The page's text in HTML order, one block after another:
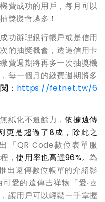
費成功的用戶，每月可以
獎機會越多 ！
辦理銀行帳戶或是信用
的抽獎機會，透過信用卡
費週期將再多一次抽獎機
每一個月的繳費週期將多
： https://fetnet.tw/6
紙化不遺餘力，依據遠傳
更是超過了8成 ，除此之
「QR Code數位表單服
，使用率也高達96%。為
出遠傳數位帳單的介紹影
愛的遠傳吉祥物「愛‧喜
讓用戶可以輕鬆一手掌握